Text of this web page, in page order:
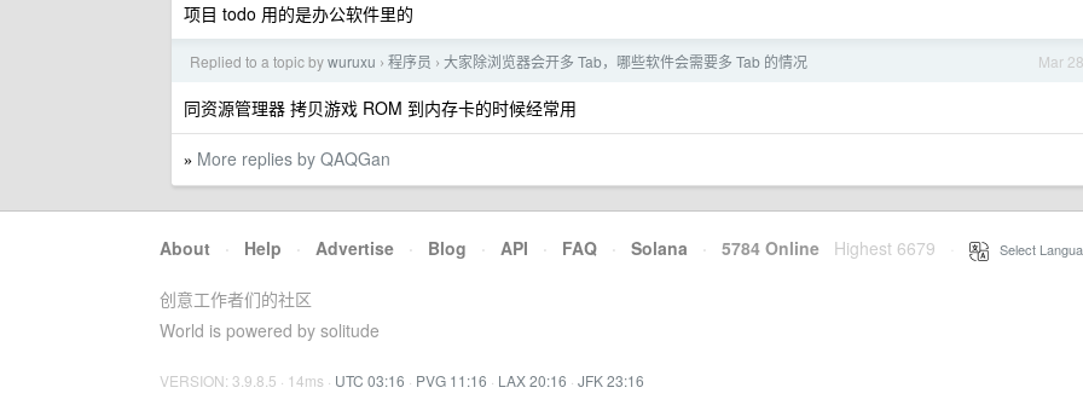
项目 todo 用的是办公软件里的
Mar 28
Replied to a topic bywuruxu › 程序员 › 大家除浏览器会开多 Tab，哪些软件会需要多 Tab 的情况
同资源管理器 拷贝游戏 ROM 到内存卡的时候经常用
» More replies by QAQGan
About · Help · Advertise · Blog · API · FAQ · Solana · 5784 Online Highest 6679 Select
创意工作者们的社区
World is powered by solitude
VERSION: 3.9.8.5 · 14ms · UTC 03:16 · PVG 11:16 · LAX 20:16 · JFK 23:16